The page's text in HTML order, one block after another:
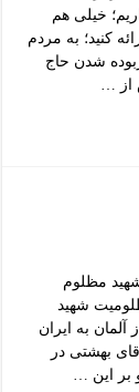
خیلی هم
کنید؛ به مردم
شدن حاج
از …
مظلوم
شهید
به ایران
بهشتی در
بر این …